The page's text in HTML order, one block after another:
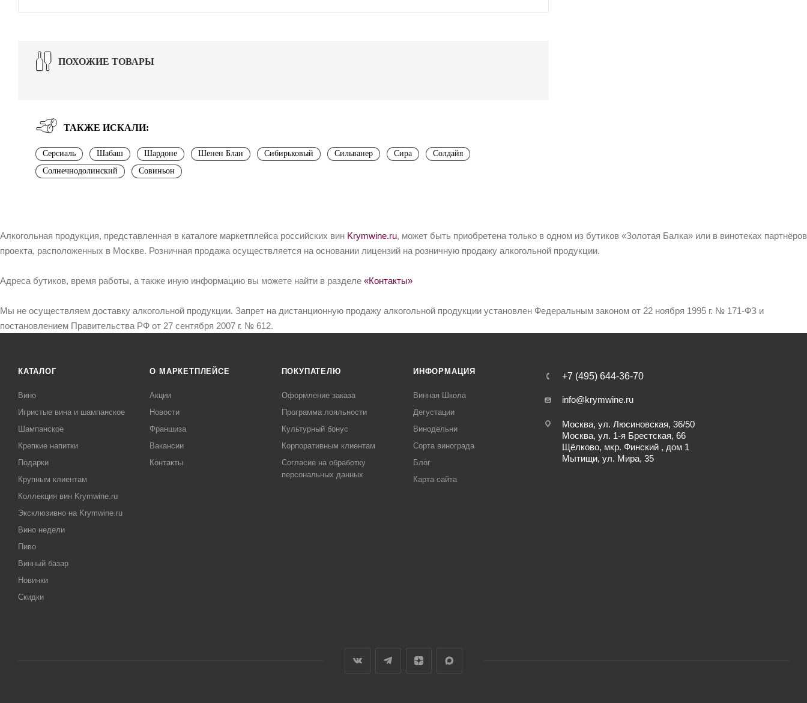
ПОХОЖИЕ ТОВАРЫ
ТАКЖЕ ИСКАЛИ:
Серсиаль Шабаш Шардоне Шенен Блан Сибирьковый Сильванер Сира
Солдайя
Солнечнодолинский
Совиньон
Алкогольная продукция, представленная в каталоге маркетплейса российских вин Krymwine.ru, может быть приобретена только в одном из бутиков «Золотая Балка» или в винотеках партнёров
проекта, расположенных в Москве. Розничная продажа осуществляется на основании лицензий на розничную продажу алкогольной продукции.
Адреса бутиков, время работы, а также иную информацию вы можете найти в разделе «Контакты»
Мы не осуществляем доставку алкогольной продукции. Запрет на дистанционную продажу алкогольной продукции установлен Федеральным законом от 22 ноября 1995 г. № 171-ФЗ и
постановлением Правительства РФ от 27 сентября 2007 г. № 612.
КАТАЛОГ
Вино
Игристые вина и шампанское
Шампанское
Крепкие напитки
Подарки
Крупным клиентам
Коллекция вин Krymwine.ru
Эксклюзивно на Krymwine.ru
Вино недели
Пиво
Винный базар
Новинки
Скидки
О МАРКЕТПЛЕЙСЕ
Акции
Новости
Франшиза
Вакансии
Контакты
ПОКУПАТЕЛЮ
Оформление заказа
Программа лояльности
Культурный бонус
Корпоративным клиентам
Согласие на обработку
персональных данных
ИНФОРМАЦИЯ
Винная Школа
Дегустации
Винодельни
Сорта винограда
Блог
Карта сайта
+7 (495) 644-36-70
info@krymwine.ru
Москва, ул. Люсиновская, 36/50
Москва, ул. 1-я Брестская, 66
Щёлково, мкр. Финский , дом 1
Мытищи, ул. Мира, 35